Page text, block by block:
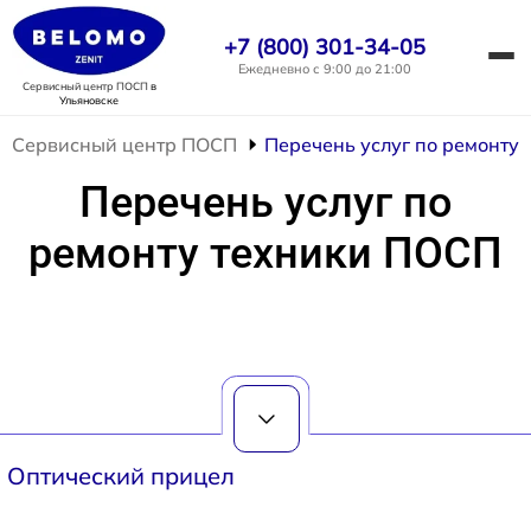
Сервисный центр ПОСПв
Ульяновске
+7 (800) 301-34-05
Ежедневно с 9:00 до 21:00
Сервисный центр ПОСП Перечень услуг по
Перечень услуг по
ремонту техники ПОСП
Оптический прицел